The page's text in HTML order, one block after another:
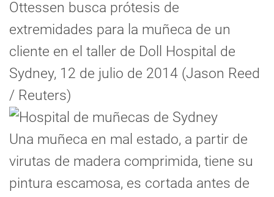
Ottessen busca prótesis de
extremidades para la muñeca de un
cliente en el taller de Doll Hospital de
Sydney, 12 de julio de 2014 (Jason Reed
/ Reuters)
Una muñeca en mal estado, a partir de
virutas de madera comprimida, tiene su
pintura escamosa, es cortada antes de